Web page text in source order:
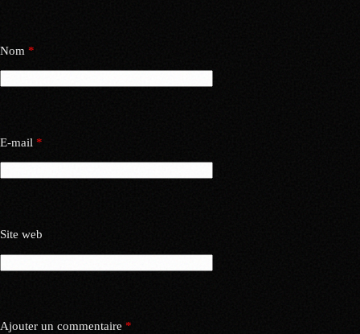
Nom *
E-mail *
Site web
Ajouter un commentaire *